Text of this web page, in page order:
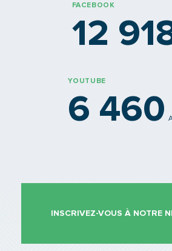
FACEBOOK
12
YOUTUBE
6 460
INSCRIVEZ-VOUS À NOTRE